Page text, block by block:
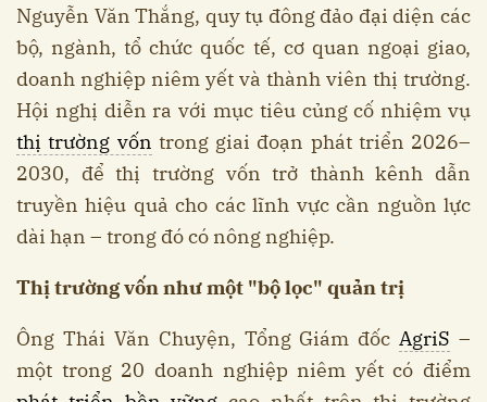
Nguyễn Văn Thắng, quy tụ đông đảo đại diện các
bộ, ngành, tổ chức quốc tế, cơ quan ngoại giao,
doanh nghiệp niêm yết và thành viên thị trường.
Hội nghị diễn ra với mục tiêu củng cố nhiệm vụ
thị trường vốn trong giai đoạn phát triển 2026–
2030, để thị trường vốn trở thành kênh dẫn
truyền hiệu quả cho các lĩnh vực cần nguồn lực
dài hạn – trong đó có nông nghiệp.
Thị trường vốn như một "bộ lọc" quản trị
Ông Thái Văn Chuyện, Tổng Giám đốcAgriS –
một trong 20 doanh nghiệp niêm yết có điểm